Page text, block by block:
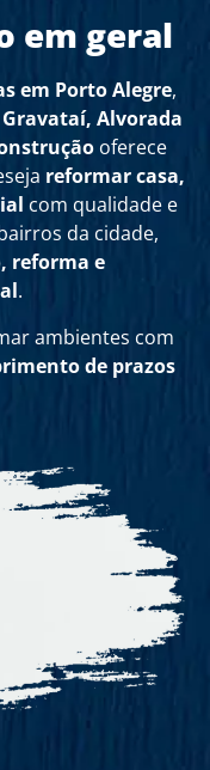
em geral
em Porto Alegre,
Alvorada
oferece
reformar casa,
com qualidade e
da cidade,
reforma e
.
ambientes com
de prazos